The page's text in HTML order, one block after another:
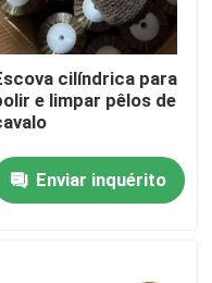
cilíndrica para
e limpar pêlos de
Enviar inquérito